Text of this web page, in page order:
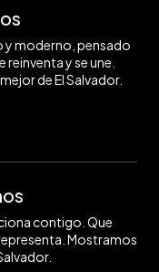
moderno, pensado
reinventa y se une.
de El Salvador.
contigo. Que
Mostramos